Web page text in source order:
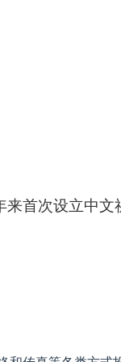
来首次设立中文